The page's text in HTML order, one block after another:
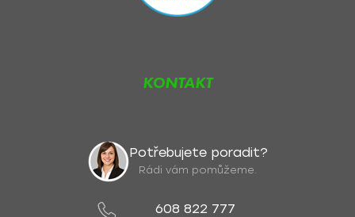
KONTAKT
Potřebujete poradit?
Rádi vám pomůžeme.
608 822 777